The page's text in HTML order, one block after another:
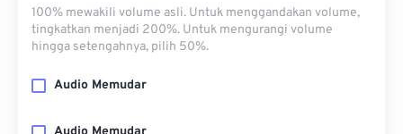
100% mewakili volume asli. Untuk menggandakan volume,
tingkatkan menjadi 200%. Untuk mengurangi volume
hingga setengahnya, pilih 50%.
Audio Memudar